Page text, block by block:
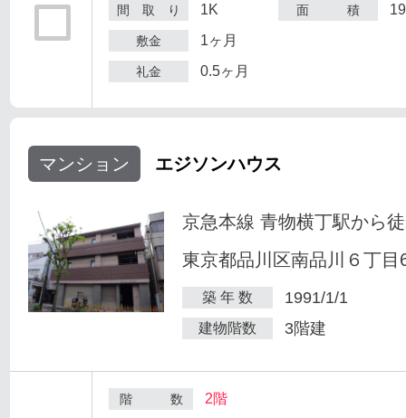
間 取 り 1K 面 積
敷金 1ヶ月
礼金 0.5ヶ月
マンション エジソンハウス
京急本線 青物横丁駅から
東京都品川区南品川６丁目
築 年 数 1991/1/1
建物階数 3階建
階 数 2階